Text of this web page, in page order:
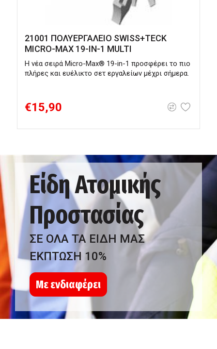
21001 ΠΟΛΥΕΡΓΑΛΕΙΟ SWISS+TECK
MICRO-MAX 19-IN-1 MULTI
Η νέα σειρά Micro-Max® 19-in-1 προσφέρει το πιο
πλήρες και ευέλικτο σετ εργαλείων μέχρι σήμερα.
€15,90
Είδη Ατομικής
Προστασίας
ΣΕ ΟΛΑ ΤΑ ΕΙΔΗ ΜΑΣ
ΕΚΠΤΩΣΗ 10%
Με ενδιαφέρει